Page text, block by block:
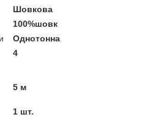
Шовкова
100%шовк
Однотонна
4
5 м
1 шт.